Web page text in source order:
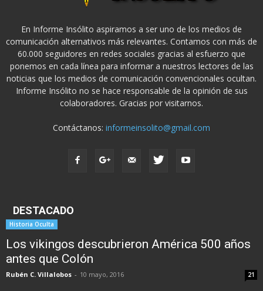
En Informe Insólito aspiramos a ser uno de los medios de
comunicación alternativos más relevantes. Contamos con más de
60.000 seguidores en redes sociales gracias al esfuerzo que
ponemos en cada línea para informar a nuestros lectores de las
noticias que los medios de comunicación convencionales ocultan.
Informe Insólito no se hace responsable de la opinión de sus
colaboradores. Gracias por visitarnos.
Contáctanos: informeinsolito@gmail.com
DESTACADO
Historia Oculta
Los vikingos descubrieron América 500 años
antes que Colón
Rubén C. Villalobos - 10 mayo, 2016 21